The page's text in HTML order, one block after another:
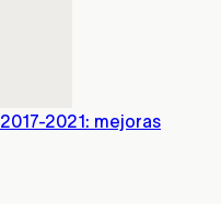
2017-2021: mejoras